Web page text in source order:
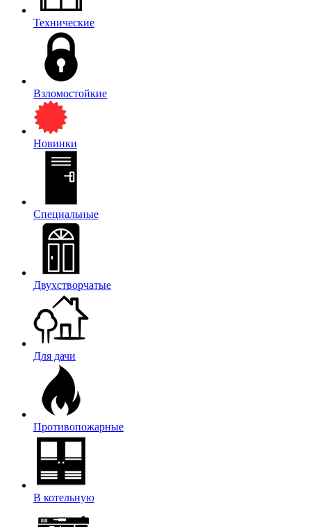
Технические
Взломостойкие
Новинки
Специальные
Двухстворчатые
Для дачи
Противопожарные
В котельную